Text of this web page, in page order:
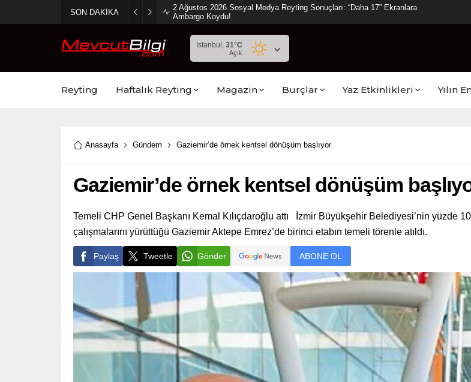
SON DAKİKA
2 Ağustos 2026 Sosyal Medya Reyting Sonuçları: “Daha 17” Ekranlara
Ambargo Koydu!
İstanbul, 31°C
Açık
Reyting Haftalık Reyting Magazin Burçlar Yaz Etkinlikleri Yılın
Anasayfa Gündem Gaziemir’de örnek kentsel dönüşüm başlıyor
Gaziemir’de örnek kentsel dönüşüm
Temeli CHP Genel Başkanı Kemal Kılıçdaroğlu attı İzmir Büyükşehir Belediyesi’nin yüzde
çalışmalarını yürüttüğü Gaziemir Aktepe Emrez’de birinci etabın temeli törenle atıldı.
Paylaş Tweetle Gönder ABONE OL